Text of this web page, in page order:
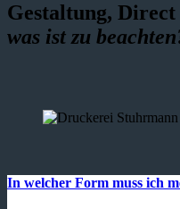
Gestaltung,
was ist zu
In welcher Form muss ich